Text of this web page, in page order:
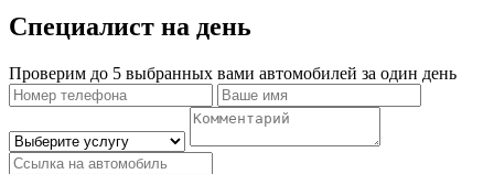
Специалист на день
Проверим до 5 выбранных вами автомобилей за один день